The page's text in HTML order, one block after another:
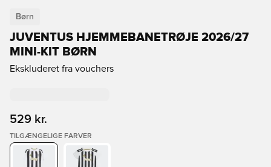
Børn
JUVENTUS HJEMMEBANETRØJE 2026/27
MINI-KIT BØRN
Ekskluderet fra vouchers
529 kr.
TILGÆNGELIGE FARVER